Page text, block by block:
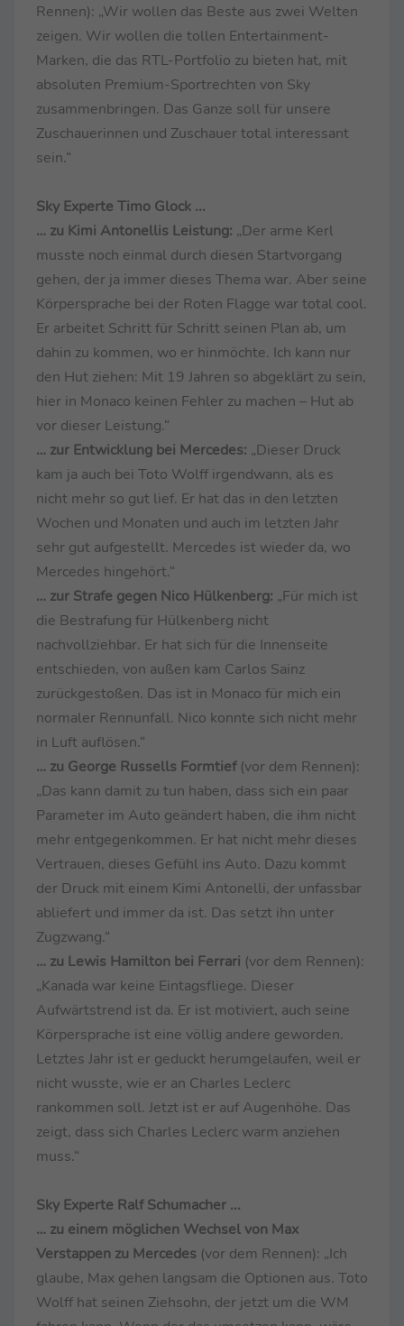
Rennen): „Wir wollen das Beste aus zwei Welten
zeigen. Wir wollen die tollen Entertainment-
Marken, die das RTL-Portfolio zu bieten hat, mit
absoluten Premium-Sportrechten von Sky
zusammenbringen. Das Ganze soll für unsere
Zuschauerinnen und Zuschauer total interessant
sein.“
Sky Experte Timo Glock ...
… zu Kimi Antonellis Leistung: „Der arme Kerl
musste noch einmal durch diesen Startvorgang
gehen, der ja immer dieses Thema war. Aber seine
Körpersprache bei der Roten Flagge war total cool.
Er arbeitet Schritt für Schritt seinen Plan ab, um
dahin zu kommen, wo er hinmöchte. Ich kann nur
den Hut ziehen: Mit 19 Jahren so abgeklärt zu sein,
hier in Monaco keinen Fehler zu machen – Hut ab
vor dieser Leistung.“
… zur Entwicklung bei Mercedes: „Dieser Druck
kam ja auch bei Toto Wolff irgendwann, als es
nicht mehr so gut lief. Er hat das in den letzten
Wochen und Monaten und auch im letzten Jahr
sehr gut aufgestellt. Mercedes ist wieder da, wo
Mercedes hingehört.“
… zur Strafe gegen Nico Hülkenberg: „Für mich ist
die Bestrafung für Hülkenberg nicht
nachvollziehbar. Er hat sich für die Innenseite
entschieden, von außen kam Carlos Sainz
zurückgestoßen. Das ist in Monaco für mich ein
normaler Rennunfall. Nico konnte sich nicht mehr
in Luft auflösen.“
… zu George Russells Formtief(vor dem Rennen):
„Das kann damit zu tun haben, dass sich ein paar
Parameter im Auto geändert haben, die ihm nicht
mehr entgegenkommen. Er hat nicht mehr dieses
Vertrauen, dieses Gefühl ins Auto. Dazu kommt
der Druck mit einem Kimi Antonelli, der unfassbar
abliefert und immer da ist. Das setzt ihn unter
Zugzwang.“
… zu Lewis Hamilton bei Ferrari (vor dem Rennen):
„Kanada war keine Eintagsfliege. Dieser
Aufwärtstrend ist da. Er ist motiviert, auch seine
Körpersprache ist eine völlig andere geworden.
Letztes Jahr ist er geduckt herumgelaufen, weil er
nicht wusste, wie er an Charles Leclerc
rankommen soll. Jetzt ist er auf Augenhöhe. Das
zeigt, dass sich Charles Leclerc warm anziehen
muss.“
Sky Experte Ralf Schumacher ...
… zu einem möglichen Wechsel von Max
Verstappen zu Mercedes (vor dem Rennen): „Ich
glaube, Max gehen langsam die Optionen aus. Toto
Wolff hat seinen Ziehsohn, der jetzt um die WM